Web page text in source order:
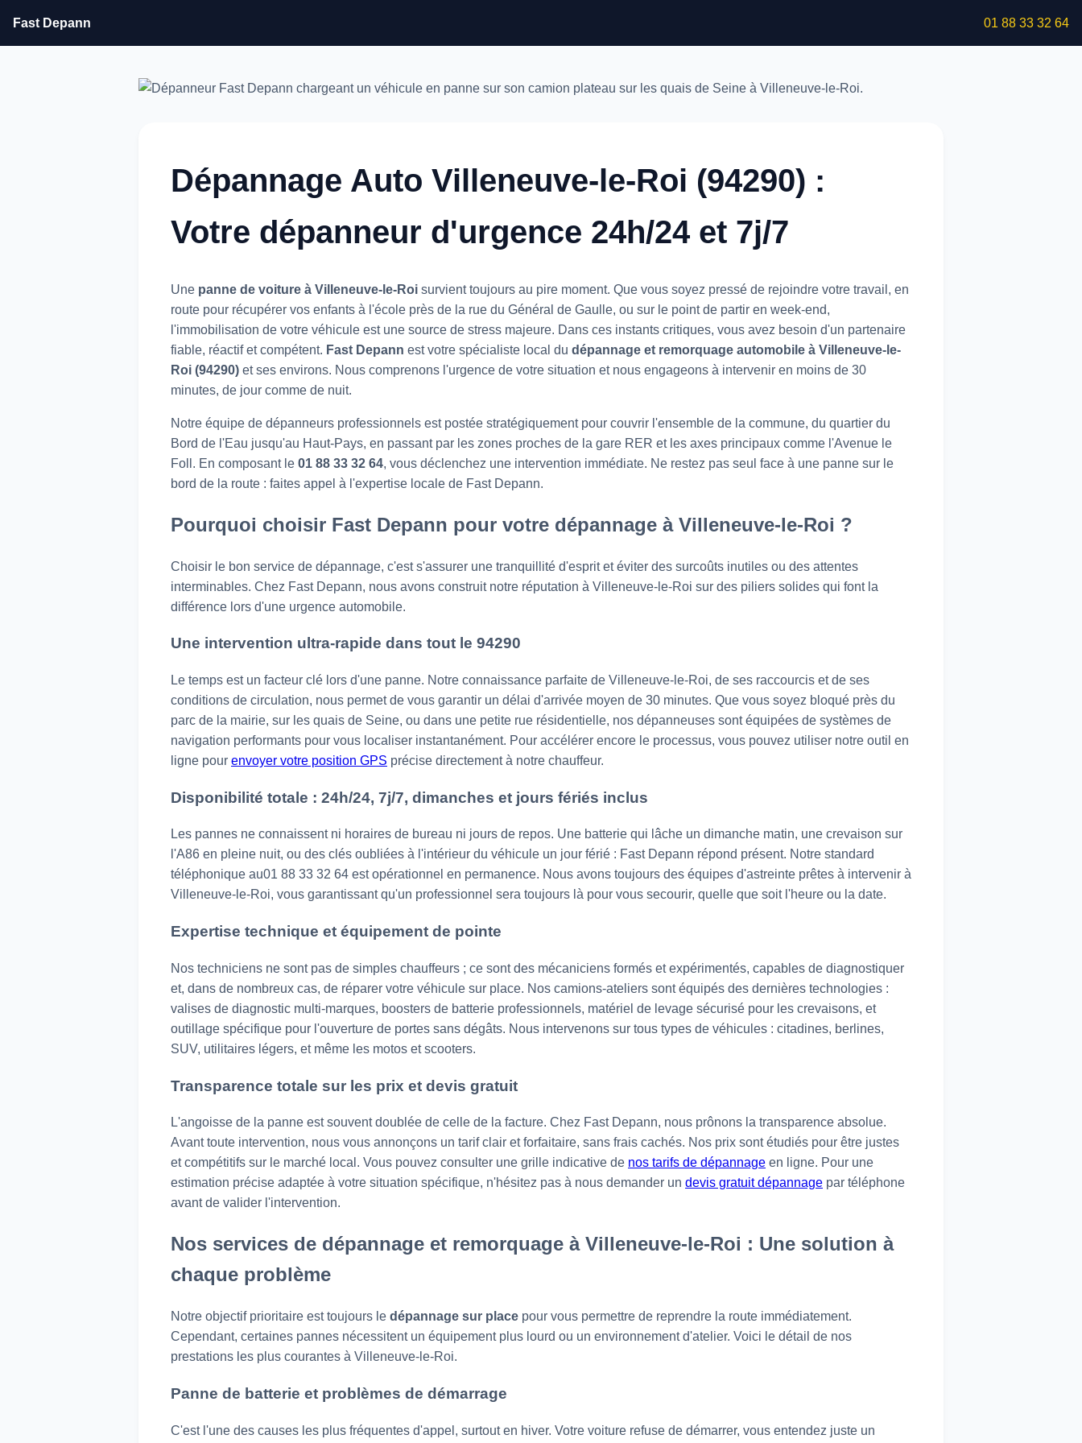
Fast Depann 01 88 33 32 64
Dépannage Auto Villeneuve-le-Roi (94290) :
Votre dépanneur d'urgence 24h/24 et 7j/7
Une panne de voiture à Villeneuve-le-Roi survient toujours au pire moment. Que vous soyez pressé de rejoindre votre travail, en
route pour récupérer vos enfants à l'école près de la rue du Général de Gaulle, ou sur le point de partir en week-end,
l'immobilisation de votre véhicule est une source de stress majeure. Dans ces instants critiques, vous avez besoin d'un partenaire
fiable, réactif et compétent. Fast Depann est votre spécialiste local du dépannage et remorquage automobile à Villeneuve-le-
Roi (94290) et ses environs. Nous comprenons l'urgence de votre situation et nous engageons à intervenir en moins de 30
minutes, de jour comme de nuit.
Notre équipe de dépanneurs professionnels est postée stratégiquement pour couvrir l'ensemble de la commune, du quartier du
Bord de l'Eau jusqu'au Haut-Pays, en passant par les zones proches de la gare RER et les axes principaux comme l'Avenue le
Foll. En composant le 01 88 33 32 64, vous déclenchez une intervention immédiate. Ne restez pas seul face à une panne sur le
bord de la route : faites appel à l'expertise locale de Fast Depann.
Pourquoi choisir Fast Depann pour votre dépannage à Villeneuve-le-Roi ?
Choisir le bon service de dépannage, c'est s'assurer une tranquillité d'esprit et éviter des surcoûts inutiles ou des attentes
interminables. Chez Fast Depann, nous avons construit notre réputation à Villeneuve-le-Roi sur des piliers solides qui font la
différence lors d'une urgence automobile.
Une intervention ultra-rapide dans tout le 94290
Le temps est un facteur clé lors d'une panne. Notre connaissance parfaite de Villeneuve-le-Roi, de ses raccourcis et de ses
conditions de circulation, nous permet de vous garantir un délai d'arrivée moyen de 30 minutes. Que vous soyez bloqué près du
parc de la mairie, sur les quais de Seine, ou dans une petite rue résidentielle, nos dépanneuses sont équipées de systèmes de
navigation performants pour vous localiser instantanément. Pour accélérer encore le processus, vous pouvez utiliser notre outil en
ligne pour envoyer votre position GPS précise directement à notre chauffeur.
Disponibilité totale : 24h/24, 7j/7, dimanches et jours fériés inclus
Les pannes ne connaissent ni horaires de bureau ni jours de repos. Une batterie qui lâche un dimanche matin, une crevaison sur
l'A86 en pleine nuit, ou des clés oubliées à l'intérieur du véhicule un jour férié : Fast Depann répond présent. Notre standard
téléphonique au01 88 33 32 64 est opérationnel en permanence. Nous avons toujours des équipes d'astreinte prêtes à intervenir à
Villeneuve-le-Roi, vous garantissant qu'un professionnel sera toujours là pour vous secourir, quelle que soit l'heure ou la date.
Expertise technique et équipement de pointe
Nos techniciens ne sont pas de simples chauffeurs ; ce sont des mécaniciens formés et expérimentés, capables de diagnostiquer
et, dans de nombreux cas, de réparer votre véhicule sur place. Nos camions-ateliers sont équipés des dernières technologies :
valises de diagnostic multi-marques, boosters de batterie professionnels, matériel de levage sécurisé pour les crevaisons, et
outillage spécifique pour l'ouverture de portes sans dégâts. Nous intervenons sur tous types de véhicules : citadines, berlines,
SUV, utilitaires légers, et même les motos et scooters.
Transparence totale sur les prix et devis gratuit
L'angoisse de la panne est souvent doublée de celle de la facture. Chez Fast Depann, nous prônons la transparence absolue.
Avant toute intervention, nous vous annonçons un tarif clair et forfaitaire, sans frais cachés. Nos prix sont étudiés pour être justes
et compétitifs sur le marché local. Vous pouvez consulter une grille indicative de nos tarifs de dépannage en ligne. Pour une
estimation précise adaptée à votre situation spécifique, n'hésitez pas à nous demander un devis gratuit dépannage par téléphone
avant de valider l'intervention.
Nos services de dépannage et remorquage à Villeneuve-le-Roi : Une solution à
chaque problème
Notre objectif prioritaire est toujours le dépannage sur place pour vous permettre de reprendre la route immédiatement.
Cependant, certaines pannes nécessitent un équipement plus lourd ou un environnement d'atelier. Voici le détail de nos
prestations les plus courantes à Villeneuve-le-Roi.
Panne de batterie et problèmes de démarrage
C'est l'une des causes les plus fréquentes d'appel, surtout en hiver. Votre voiture refuse de démarrer, vous entendez juste un